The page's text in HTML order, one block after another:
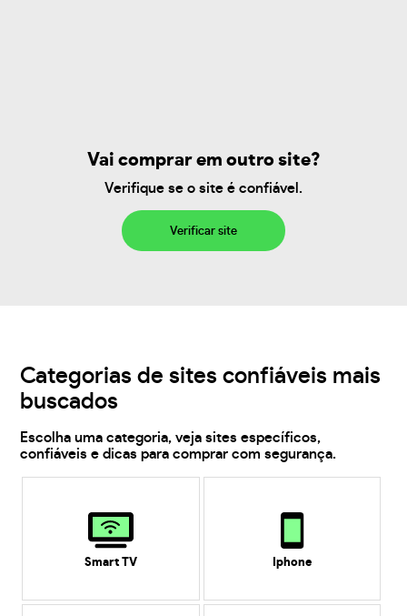
Vai comprar em outro site?
Verifique se o site é confiável.
Verificar site
Categorias de sites confiáveis mais
buscados
Escolha uma categoria, veja sites específicos,
confiáveis e dicas para comprar com segurança.
Smart TV Iphone